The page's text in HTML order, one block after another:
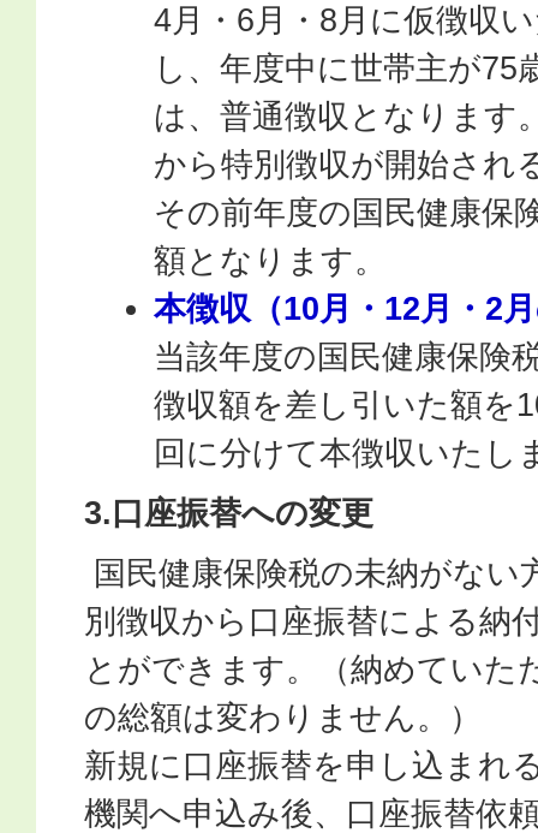
4月・6月・8月に仮徴収
し、年度中に世帯主が75
は、普通徴収となります
から特別徴収が開始され
その前年度の国民健康保
額となります。
本徴収（10月・12月・2
当該年度の国民健康保険
徴収額を差し引いた額を
回に分けて本徴収いたし
3.口座振替への変更
国民健康保険税の未納がない
別徴収から口座振替による納
とができます。（納めていた
の総額は変わりません。）
新規に口座振替を申し込まれ
機関へ申込み後、口座振替依